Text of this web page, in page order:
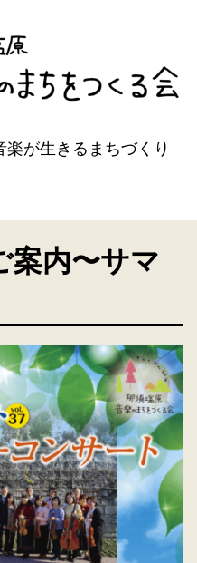
楽が生きるまちづくり
案内〜サマ